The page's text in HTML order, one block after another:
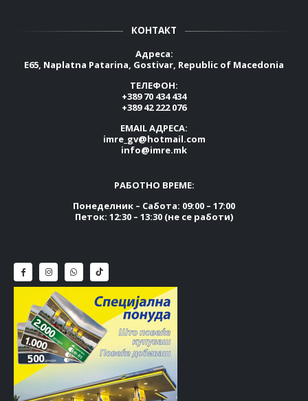
КОНТАКТ
Адреса:
E65, Naplatna Patarina, Gostivar, Republic of Macedonia
ТЕЛЕФОН:
+389 70 434 434
+389 42 222 076
EMAIL АДРЕСА:
imre_gv@hotmail.com
info@imre.mk
РАБОТНО ВРЕМЕ:
Понеделник – Сабота: 09:00 – 17:00
Петок: 12:30 – 13:30 (не се работи)